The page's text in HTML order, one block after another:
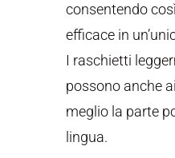
consentendo
efficace in
I raschietti
possono anche
meglio la parte
lingua.